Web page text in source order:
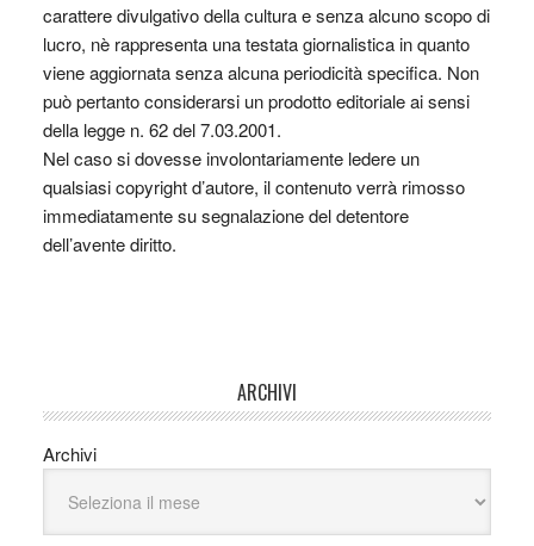
carattere divulgativo della cultura e senza alcuno scopo di
lucro, nè rappresenta una testata giornalistica in quanto
viene aggiornata senza alcuna periodicità specifica. Non
può pertanto considerarsi un prodotto editoriale ai sensi
della legge n. 62 del 7.03.2001.
Nel caso si dovesse involontariamente ledere un
qualsiasi copyright d’autore, il contenuto verrà rimosso
immediatamente su segnalazione del detentore
dell’avente diritto.
ARCHIVI
Archivi